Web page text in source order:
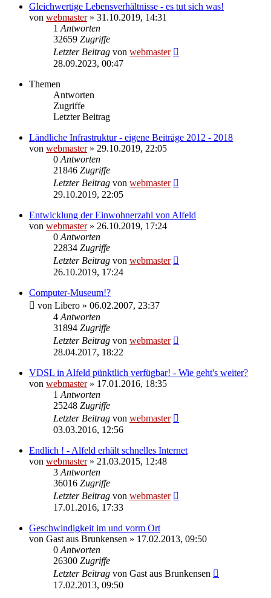
Gleichwertige Lebensverhältnisse - es tut sich was!
von webmaster» 31.10.2019, 14:31
1 Antworten
32659 Zugriffe
Letzter Beitrag von webmaster
28.09.2023, 00:47
Themen
Antworten
Zugriffe
Letzter Beitrag
Ländliche Infrastruktur - eigene Beiträge 2012 - 2018
von webmaster» 29.10.2019, 22:05
0 Antworten
21846 Zugriffe
Letzter Beitrag von webmaster
29.10.2019, 22:05
Entwicklung der Einwohnerzahl von Alfeld
von webmaster» 26.10.2019, 17:24
0 Antworten
22834 Zugriffe
Letzter Beitrag von webmaster
26.10.2019, 17:24
Computer-Museum!?
von Libero » 06.02.2007, 23:37
4 Antworten
31894 Zugriffe
Letzter Beitrag von webmaster
28.04.2017, 18:22
VDSL in Alfeld pünktlich verfügbar! - Wie geht's weiter?
von webmaster» 17.01.2016, 18:35
1 Antworten
25248 Zugriffe
Letzter Beitrag von webmaster
03.03.2016, 12:56
Endlich ! - Alfeld erhält schnelles Internet
von webmaster» 21.03.2015, 12:48
3 Antworten
36016 Zugriffe
Letzter Beitrag von webmaster
17.01.2016, 17:33
Geschwindigkeit im und vorm Ort
von Gast aus Brunkensen » 17.02.2013, 09:50
0 Antworten
26300 Zugriffe
Letzter Beitrag von Gast aus Brunkensen
17.02.2013, 09:50